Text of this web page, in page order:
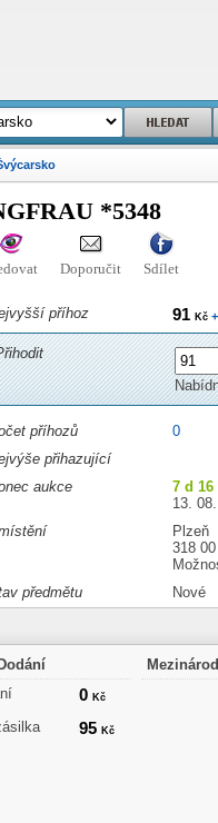
*5348
Doporučit Sdílet
příhoz 91Kč
příhozů
0
přihazující
aukce
7 d 16
13.
Plzeň
318 00
předmětu
Nové
0Kč
95Kč